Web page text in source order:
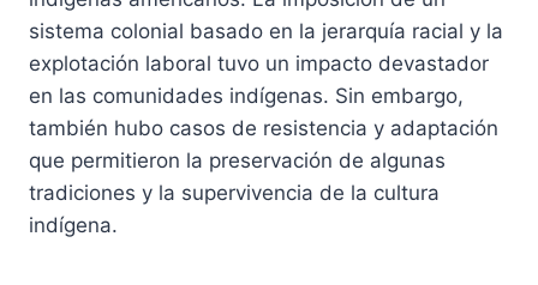
sistema colonial basado en la jerarquía racial y la
explotación laboral tuvo un impacto devastador
en las comunidades indígenas. Sin embargo,
también hubo casos de resistencia y adaptación
que permitieron la preservación de algunas
tradiciones y la supervivencia de la cultura
indígena.